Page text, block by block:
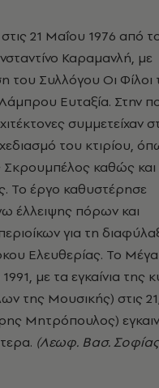
21 Μαΐου 1976 από
Καραμανλή, με
του Συλλόγου Οι Φίλοι
Ευταξία. Στην
συμμετείχαν
του κτιρίου,
καθώς και
Το έργο καθυστέρησε
έλλειψης πόρων και
για τη
Ελευθερίας. Το
με τα εγκαίνια της
της Μουσικής) στις
Μητρόπουλος)
(Λεωφ. Βασ.